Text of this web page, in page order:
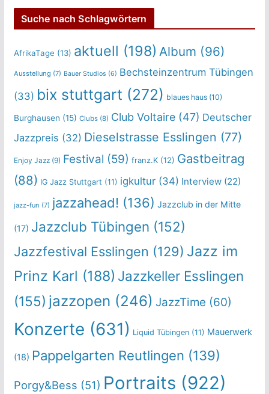
Suche nach Schlagwörtern
AfrikaTage (13) aktuell (198) Album (96)
Ausstellung (7) Bauer Studios (6) Bechsteinzentrum Tübingen
(33) bix stuttgart (272) blaues haus(10)
Burghausen (15) Clubs(8) Club Voltaire(47) Deutscher
Jazzpreis (32) Dieselstrasse Esslingen (77)
Enjoy Jazz(9) Festival (59) franz.K(12) Gastbeitrag
(88) IG Jazz Stuttgart (11) igkultur(34) Interview(22)
jazz-fun (7) jazzahead! (136) Jazzclub in der Mitte
(17) Jazzclub Tübingen (152)
Jazzfestival Esslingen (129) Jazz im
Prinz Karl (188) Jazzkeller Esslingen
(155) jazzopen (246) JazzTime (60)
Konzerte (631) Liquid Tübingen(11) Mauerwerk
(18) Pappelgarten Reutlingen (139)
Porgy&Bess (51) Portraits (922)